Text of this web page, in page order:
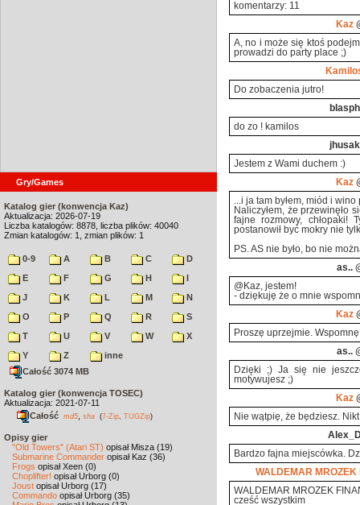
Gry/Games
Katalog gier (konwencja Kaz)
Aktualizacja: 2026-07-19
Liczba katalogów: 8878, liczba plików: 40040
Zmian katalogów: 1, zmian plików: 1
0-9 A B C
D
E
F G H
I
J
K L M
N
O
P Q R
S
T
U V W
X
Y
Z
inne
Całość 3074 MB
Katalog gier (konwencja TOSEC)
Aktualizacja: 2021-07-11
Całość md5 sha (7-Zip TUGZip)
Opisy gier
"Old Towers" (Atari ST) opisał Misza (19)
Submarine Commander opisał Kaz (36)
Frogs opisał Xeen (0)
Choplifter! opisał Urborg (0)
Joust opisał Urborg (17)
Commando opisał Urborg (35)
komentarzy: 11
Kaz
A, no i może się ktoś
prowadzi do party place ;)
Do zobaczenia jutro!
blasph
do zo ! kamilos
jhusak
Jestem z Wami duchem :)
Kaz
...i ja tam byłem, miód i wino
Naliczyłem, że przewinęło
fajne rozmowy, chłopaki!
postanowił być mokry nie
PS. AS nie było, bo nie
as..
@Kaz, jestem!
- dziękuję że o mnie
Kaz
Proszę uprzejmie.
as..
Dzięki ;) Ja się nie
motywujesz ;)
Kaz
Nie wątpię, że będziesz.
Bardzo fajna miejscówka.
WALDEMAR MROZEK
WALDEMAR MROZEK
cześć wszystkim